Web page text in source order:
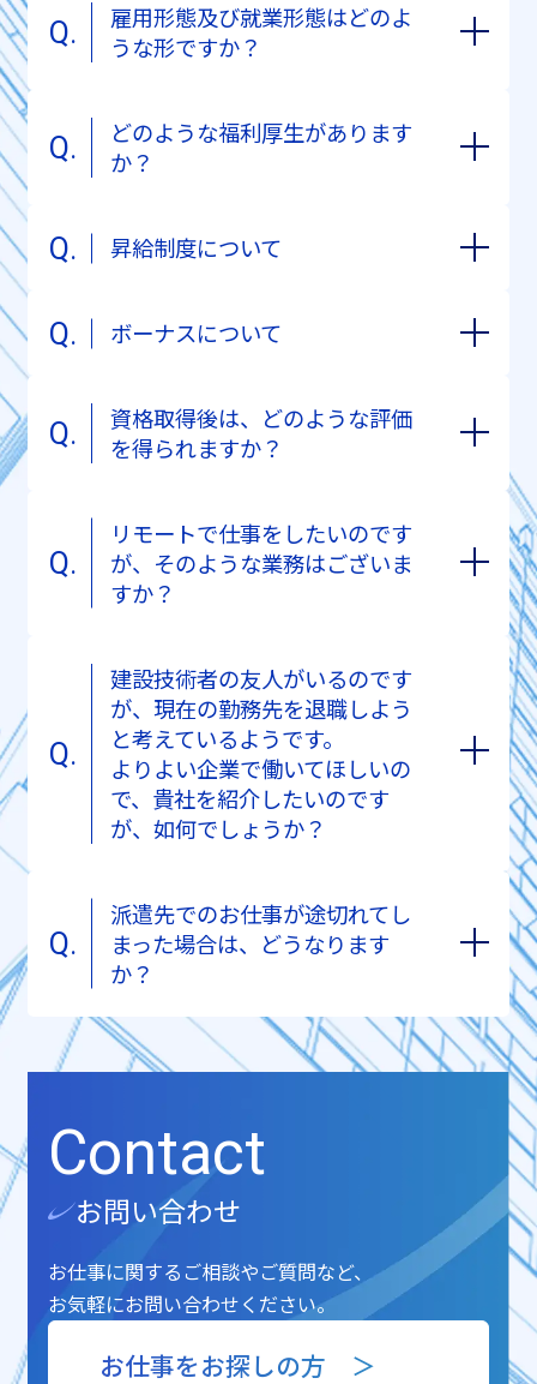
雇用形態及び就業形態はどのよ
うな形ですか？
どのような福利厚生があります
か？
昇給制度について
ボーナスについて
資格取得後は、どのような評価
を得られますか？
リモートで仕事をしたいのです
が、そのような業務はございま
すか？
建設技術者の友人がいるのです
が、現在の勤務先を退職しよう
と考えているようです。
よりよい企業で働いてほしいの
で、貴社を紹介したいのです
が、如何でしょうか？
派遣先でのお仕事が途切れてし
まった場合は、どうなります
か？
Contact
お問い合わせ
お仕事に関するご相談やご質問など、
お気軽にお問い合わせください。
お仕事をお探しの方 ＞